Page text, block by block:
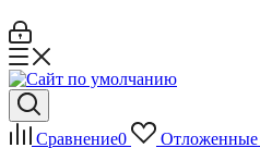
Сравнение0 Отложенные